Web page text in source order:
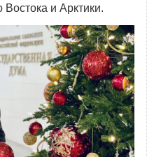
и Арктики.